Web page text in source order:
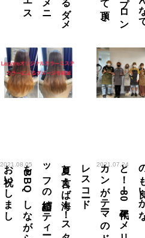
2021.08.05 夏と
言え
ば
海！
！
ス
タ
ッ
フ
の
結婚パ
ーテ
ィ
ー
を
B
B
Q
し
な
が
ら
お
祝い
し
ま
し
た
！ 2021.07.24
ード